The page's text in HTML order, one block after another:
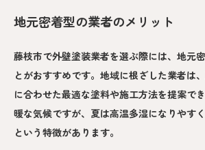
地元密着型の業者のメリット
藤枝市で外壁塗装業者を選ぶ際には、地元
とがおすすめです。地域に根ざした業者は
に合わせた最適な塗料や施工方法を提案で
暖な気候ですが、夏は高温多湿になりやす
という特徴があります。